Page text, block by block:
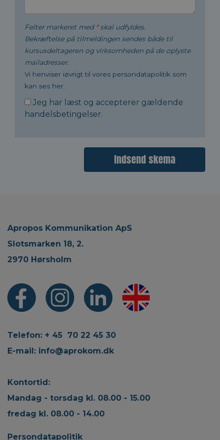
Felter markeret med *skal udfyldes.
Bekræftelse på tilmeldingen sendes både til
kursusdeltageren og virksomheden på de oplyste
mailadresser.
Vi henviser iøvrigt til vores persondatapolitik som
kan ses her.
Jeg har læst og accepterer gældende
handelsbetingelser.
Indsend skema
Apropos Kommunikation ApS
Slotsmarken 18, 2.
2970 Hørsholm
Telefon: + 45 70 22 45 30
E-mail: info@aprokom.dk
Kontortid:
Mandag - torsdag kl. 08.00 - 15.00
fredag kl. 08.00 - 14.00
Persondatapolitik